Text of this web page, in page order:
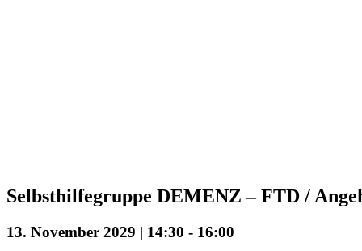
Selbsthilfegruppe DEMENZ – FTD /
13. November 2029 | 14:30 - 16:00